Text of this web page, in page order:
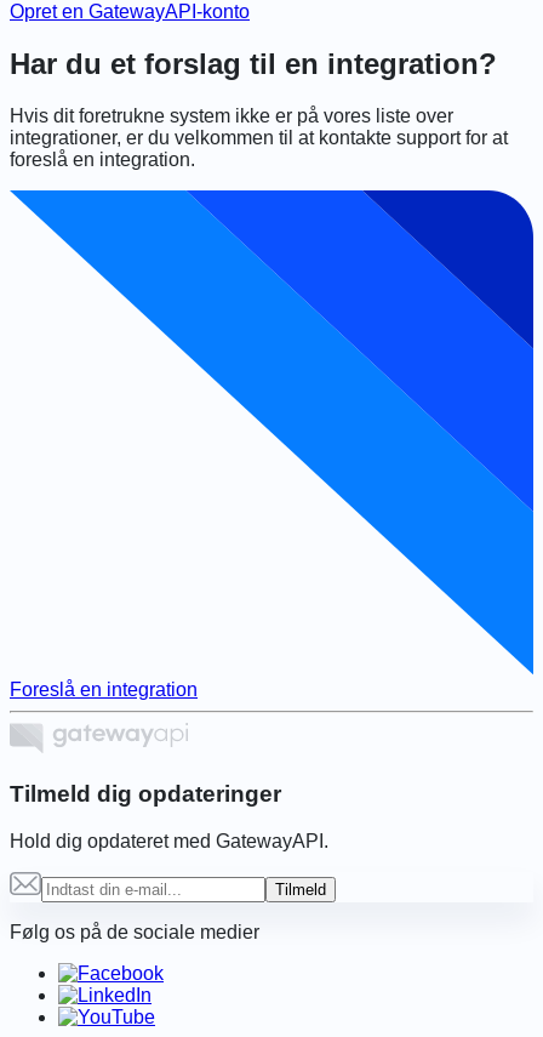
Opret en GatewayAPI-konto
Har du et forslag til en integration?
Hvis dit foretrukne system ikke er på vores liste over
integrationer, er du velkommen til at kontakte support for at
foreslå en integration.
Foreslå en integration
Tilmeld dig opdateringer
Hold dig opdateret med GatewayAPI.
Tilmeld
Følg os på de sociale medier